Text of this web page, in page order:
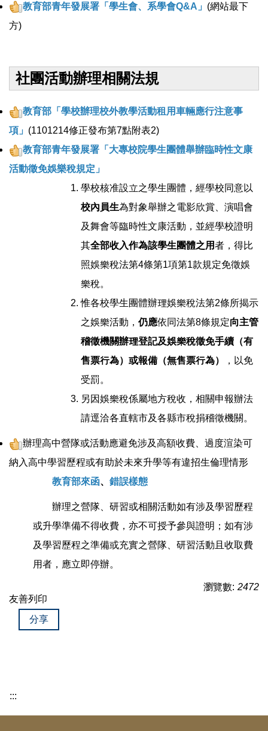
教育部青年發展署「學生會、系學會Q&A」 (網站最下
方)
社團活動辦理相關法規
教育部「學校辦理校外教學活動租用車輛應行注意事
項」 (1101214修正發布第7點附表2)
教育部青年發展署「大專校院學生團體舉辦臨時性文康
活動徵免娛樂稅規定」
學校核准設立之學生團體，經學校同意以
校內員生為對象舉辦之電影欣賞、演唱會
及舞會等臨時性文康活動，並經學校證明
其全部收入作為該學生團體之用者，得比
照娛樂稅法第4條第1項第1款規定免徵娛
樂稅。
惟各校學生團體辦理娛樂稅法第2條所揭示
之娛樂活動， 仍應依同法第8條規定向主管
稽徵機關辦理登記及娛樂稅徵免手續（有
售票行為）或報備（無售票行為）
，以免
受罰。
另因娛樂稅係屬地方稅收，相關申報辦法
請逕洽各直轄市及各縣市稅捐稽徵機關。
辦理高中營隊或活動應避免涉及高額收費、過度渲染可
納入高中學習歷程或有助於未來升學等有違招生倫理情形
教育部來函、 錯誤樣態
辦理之營隊、研習或相關活動如有涉及學習歷程
或升學準備不得收費，亦不可授予參與證明；如有涉
及學習歷程之準備或充實之營隊、研習活動且收取費
用者，應立即停辦。
瀏覽數: 2472
友善列印
分享
:::